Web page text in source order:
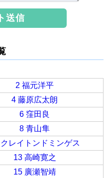
2 福元洋平
4 藤原広太朗
6 窪田良
8 青山隼
レイトンドミンゲス
13 高崎寛之
15 廣瀬智靖